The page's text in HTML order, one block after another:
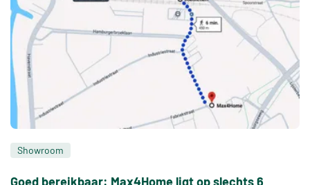
Showroom
Goed bereikbaar: Max4Home ligt op slechts 6